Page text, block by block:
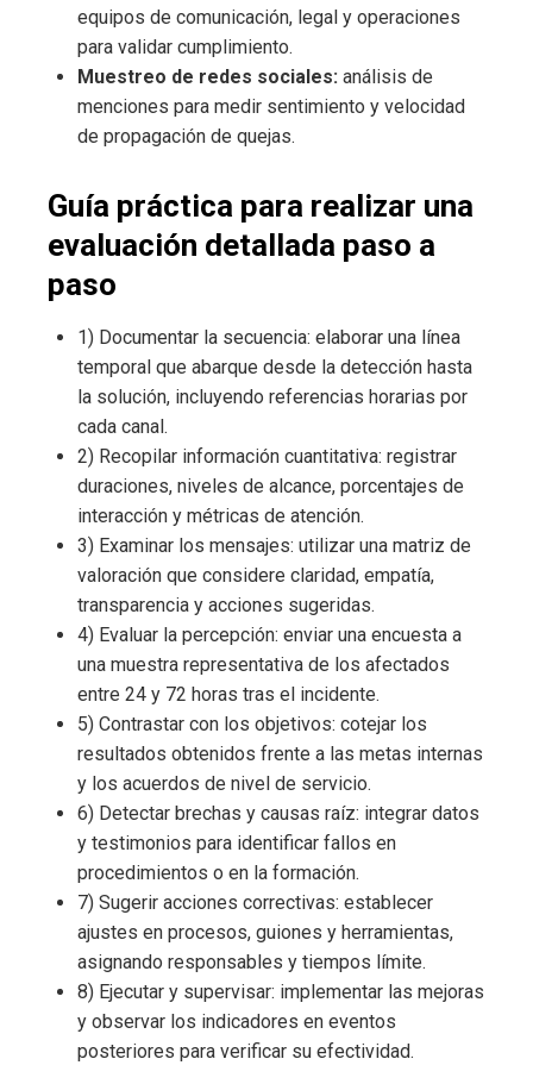
equipos de comunicación, legal y operaciones
para validar cumplimiento.
Muestreo de redes sociales: análisis de
menciones para medir sentimiento y velocidad
de propagación de quejas.
Guía práctica para realizar una
evaluación detallada paso a
paso
1) Documentar la secuencia: elaborar una línea
temporal que abarque desde la detección hasta
la solución, incluyendo referencias horarias por
cada canal.
2) Recopilar información cuantitativa: registrar
duraciones, niveles de alcance, porcentajes de
interacción y métricas de atención.
3) Examinar los mensajes: utilizar una matriz de
valoración que considere claridad, empatía,
transparencia y acciones sugeridas.
4) Evaluar la percepción: enviar una encuesta a
una muestra representativa de los afectados
entre 24 y 72 horas tras el incidente.
5) Contrastar con los objetivos: cotejar los
resultados obtenidos frente a las metas internas
y los acuerdos de nivel de servicio.
6) Detectar brechas y causas raíz: integrar datos
y testimonios para identificar fallos en
procedimientos o en la formación.
7) Sugerir acciones correctivas: establecer
ajustes en procesos, guiones y herramientas,
asignando responsables y tiempos límite.
8) Ejecutar y supervisar: implementar las mejoras
y observar los indicadores en eventos
posteriores para verificar su efectividad.